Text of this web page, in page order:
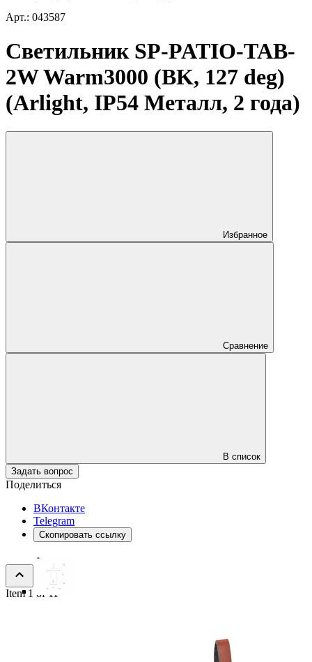
Арт.: 043587
Светильник SP-PATIO-TAB-
2W Warm3000 (BK, 127 deg)
(Arlight, IP54 Металл, 2 года)
Избранное
Сравнение
В список
Задать вопрос
Поделиться
ВКонтакте
Telegram
Скопировать ссылку
Item 1 of 11